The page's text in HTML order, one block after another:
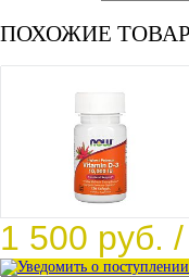
ПОХОЖИЕ
1 500 руб.